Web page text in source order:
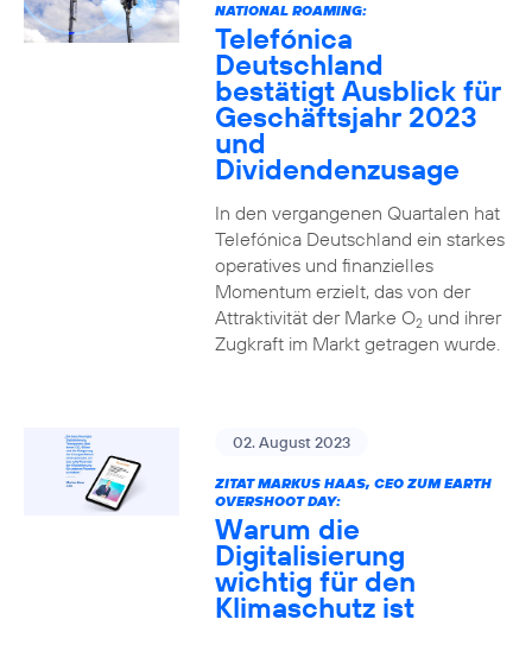
NATIONAL ROAMING:
Telefónica
Deutschland
bestätigt Ausblick für
Geschäftsjahr 2023
und
Dividendenzusage
In den vergangenen Quartalen hat
Telefónica Deutschland ein starkes
operatives und finanzielles
Momentum erzielt, das von der
Attraktivität der Marke O2und ihrer
Zugkraft im Markt getragen wurde.
02. August 2023
ZITAT MARKUS HAAS, CEO ZUM EARTH
OVERSHOOT DAY:
Warum die
Digitalisierung
wichtig für den
Klimaschutz ist